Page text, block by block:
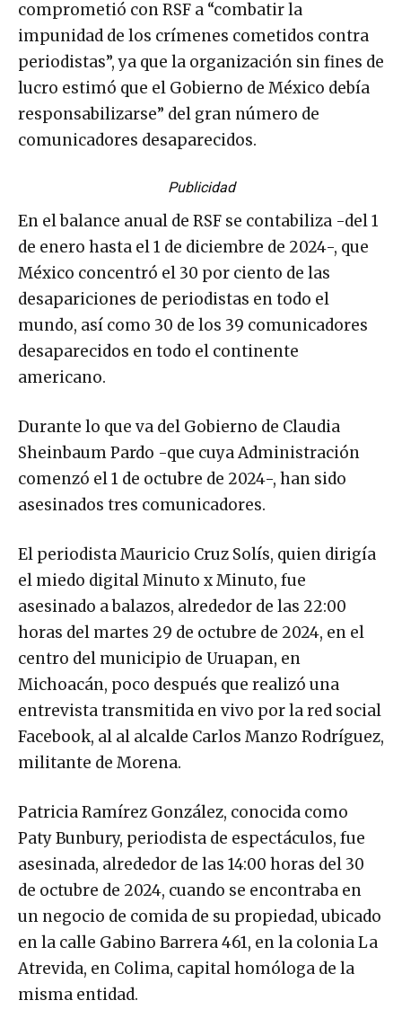
comprometió con RSF a “combatir la
impunidad de los crímenes cometidos contra
periodistas”, ya que la organización sin fines de
lucro estimó que el Gobierno de México debía
responsabilizarse” del gran número de
comunicadores desaparecidos.
Publicidad
En el balance anual de RSF se contabiliza -del 1
de enero hasta el 1 de diciembre de 2024-, que
México concentró el 30 por ciento de las
desapariciones de periodistas en todo el
mundo, así como 30 de los 39 comunicadores
desaparecidos en todo el continente
americano.
Durante lo que va del Gobierno de Claudia
Sheinbaum Pardo -que cuya Administración
comenzó el 1 de octubre de 2024-, han sido
asesinados tres comunicadores.
El periodista Mauricio Cruz Solís, quien dirigía
el miedo digital Minuto x Minuto, fue
asesinado a balazos, alrededor de las 22:00
horas del martes 29 de octubre de 2024, en el
centro del municipio de Uruapan, en
Michoacán, poco después que realizó una
entrevista transmitida en vivo por la red social
Facebook, al al alcalde Carlos Manzo Rodríguez,
militante de Morena.
Patricia Ramírez González, conocida como
Paty Bunbury, periodista de espectáculos, fue
asesinada, alrededor de las 14:00 horas del 30
de octubre de 2024, cuando se encontraba en
un negocio de comida de su propiedad, ubicado
en la calle Gabino Barrera 461, en la colonia La
Atrevida, en Colima, capital homóloga de la
misma entidad.